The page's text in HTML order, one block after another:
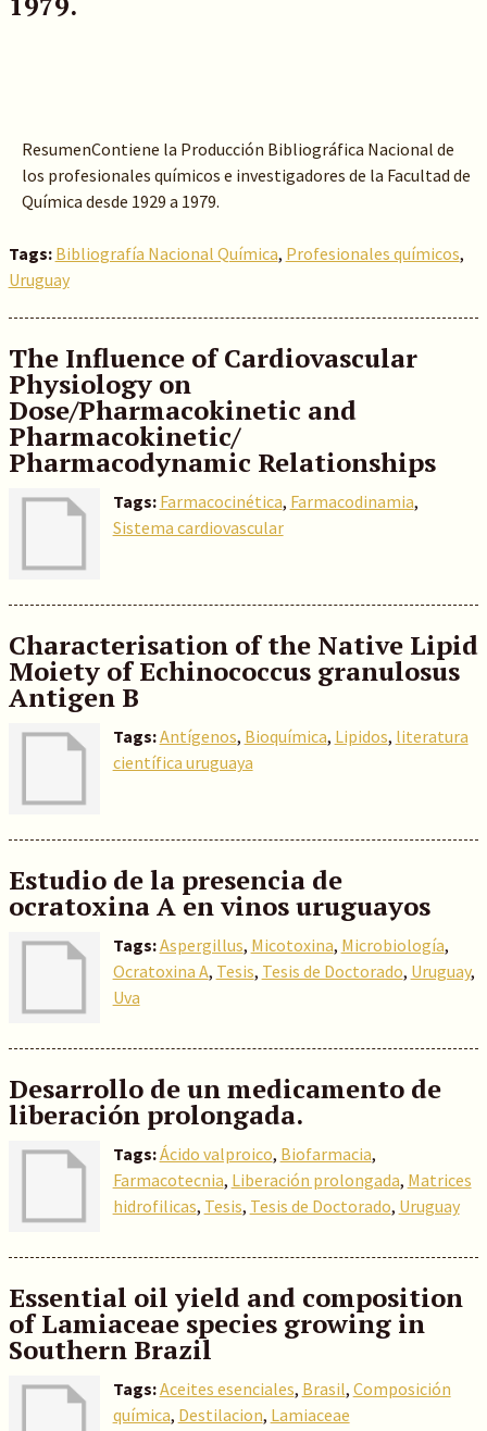
ResumenContiene la Producción Bibliográfica Nacional de
los profesionales químicos e investigadores de la Facultad de
Química desde 1929 a 1979.
Tags: Bibliografía Nacional Química, Profesionales químicos,
Uruguay
The Influence of Cardiovascular
Physiology on
Dose/Pharmacokinetic and
Pharmacokinetic/
Pharmacodynamic Relationships
Tags: Farmacocinética, Farmacodinamia,
Sistema cardiovascular
Characterisation of the Native Lipid
Moiety of Echinococcus granulosus
Antigen B
Tags:Antígenos, Bioquímica, Lipidos, literatura
científica uruguaya
Estudio de la presencia de
ocratoxina A en vinos uruguayos
Tags:Aspergillus, Micotoxina, Microbiología,
Ocratoxina A, Tesis, Tesis de Doctorado, Uruguay,
Uva
Desarrollo de un medicamento de
liberación prolongada.
Tags:Ácido valproico, Biofarmacia,
Farmacotecnia, Liberación prolongada, Matrices
hidrofilicas, Tesis, Tesis de Doctorado, Uruguay
Essential oil yield and composition
of Lamiaceae species growing in
Southern Brazil
Tags:Aceites esenciales, Brasil, Composición
química, Destilacion, Lamiaceae